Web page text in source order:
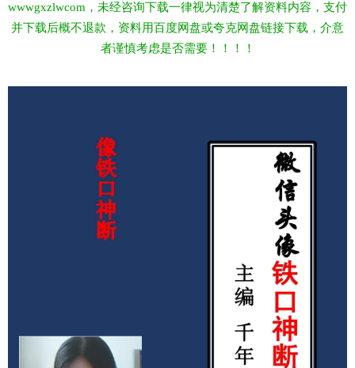
wwwgxzlwcom，未经咨询下载一律视为清楚了解资料内容，支付
并下载后概不退款，资料用百度网盘或夸克网盘链接下载，介意
者谨慎考虑是否需要！！！！